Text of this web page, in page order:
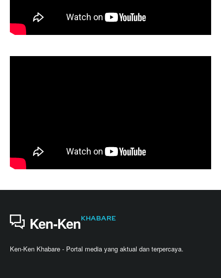
Ken-KenKHABARE
Ken-Ken Khabare - Portal media yang aktual dan terpercaya.